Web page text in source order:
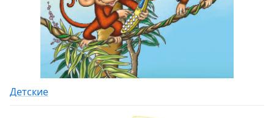
Детские